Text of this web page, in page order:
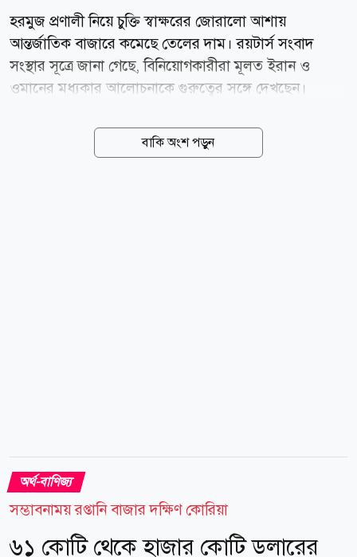
হরমুজ প্রণালী নিয়ে চুক্তি স্বাক্ষরের জোরালো আশায়
আন্তর্জাতিক বাজারে কমেছে তেলের দাম। রয়টার্স সংবাদ
সংস্থার সূত্রে জানা গেছে, বিনিয়োগকারীরা মূলত ইরান ও
ওমানের মধ্যকার আলোচনাকে গুরুত্বের সঙ্গে দেখছেন।
ধরে চলা মধ্যপ্রাচ্যের সংঘাত বন্ধ করতে এবং কৌশলগতভাবে
গুরুত্বপূর্ণ হরমুজ প্রণালীর অবরোধ দূর করতে একটি যুক্তরাষ্ট্র-
বাকি অংশ পড়ুন
অর্থ-বাণিজ্য
সম্ভাবনাময় রপ্তানি বাজার দক্ষিণ কোরিয়া
৬১ কোটি থেকে হাজার কোটি ডলারের